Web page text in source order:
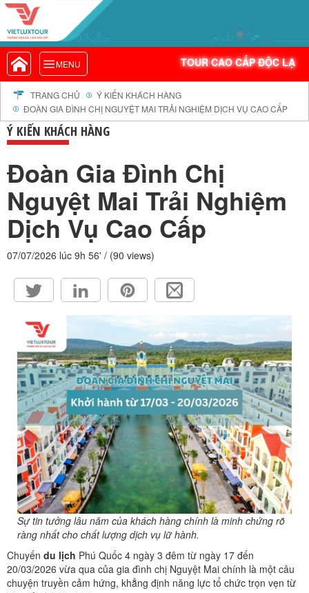
MENU TOUR CAO CẤP ĐỘC LẠ
VIETLUXTOUR.COM
TOUR CAO CẤP ĐỘC LẠ
TOUR TRONG NƯỚC
TOUR NƯỚC NGOÀI
TOUR KHỞI HÀNH TỪ HÀ NỘI
TOUR KHỞI HÀNH TỪ ĐÀ NẴNG
TOUR ĐOÀN - M.I.C.E
TOUR COMBO
DỊCH VỤ
GIỚI THIỆU
HỒ SƠ NĂNG LỰC
PROFILE EN
THƯ KHEN VIETLUXTOUR
HỘP THƯ GÓP Ý
PROFILE HƯỚNG DẪN VIÊN
TUYỂN DỤNG
LIÊN HỆ
TRANG CHỦ
Ý KIẾN KHÁCH HÀNG
ĐOÀN GIA ĐÌNH CHỊ NGUYỆT MAI TRẢI NGHIỆM DỊCH VỤ CAO CẤP
Ý KIẾN KHÁCH HÀNG
Đoàn Gia Đình Chị
Nguyệt Mai Trải Nghiệm
Dịch Vụ Cao Cấp
07/07/2026 lúc 9h 56' / (90 views)
Sự tin tưởng lâu năm của khách hàng chính là minh chứng rõ
ràng nhất cho chất lượng dịch vụ lữ hành.
Chuyến du lịch Phú Quốc 4 ngày 3 đêm từ ngày 17 đến
20/03/2026 vừa qua của gia đình chị Nguyệt Mai chính là một câu
chuyện truyền cảm hứng, khẳng định năng lực tổ chức trọn vẹn từ